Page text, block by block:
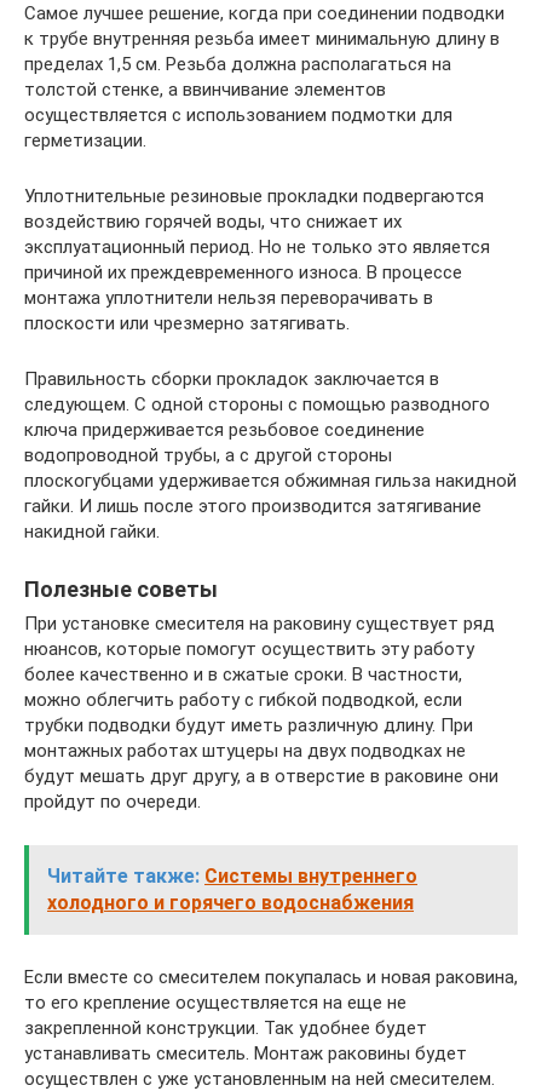
Самое лучшее решение, когда при соединении подводки
к трубе внутренняя резьба имеет минимальную длину в
пределах 1,5 см. Резьба должна располагаться на
толстой стенке, а ввинчивание элементов
осуществляется с использованием подмотки для
герметизации.
Уплотнительные резиновые прокладки подвергаются
воздействию горячей воды, что снижает их
эксплуатационный период. Но не только это является
причиной их преждевременного износа. В процессе
монтажа уплотнители нельзя переворачивать в
плоскости или чрезмерно затягивать.
Правильность сборки прокладок заключается в
следующем. С одной стороны с помощью разводного
ключа придерживается резьбовое соединение
водопроводной трубы, а с другой стороны
плоскогубцами удерживается обжимная гильза накидной
гайки. И лишь после этого производится затягивание
накидной гайки.
Полезные советы
При установке смесителя на раковину существует ряд
нюансов, которые помогут осуществить эту работу
более качественно и в сжатые сроки. В частности,
можно облегчить работу с гибкой подводкой, если
трубки подводки будут иметь различную длину. При
монтажных работах штуцеры на двух подводках не
будут мешать друг другу, а в отверстие в раковине они
пройдут по очереди.
Читайте также: Системы внутреннего
холодного и горячего водоснабжения
Если вместе со смесителем покупалась и новая раковина,
то его крепление осуществляется на еще не
закрепленной конструкции. Так удобнее будет
устанавливать смеситель. Монтаж раковины будет
осуществлен с уже установленным на ней смесителем.